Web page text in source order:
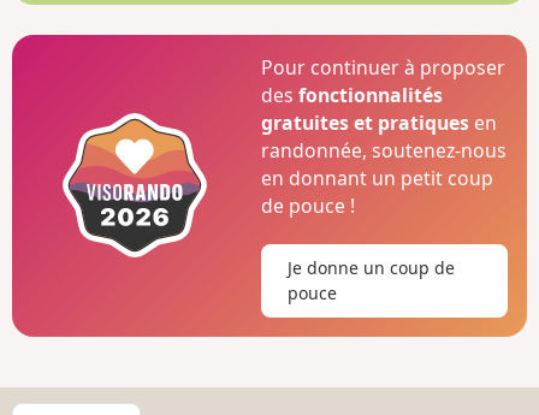
Pour continuer à proposer
desfonctionnalités
gratuites et pratiques en
randonnée, soutenez-nous
en donnant un petit coup
de pouce !
Je donne un coup de
pouce